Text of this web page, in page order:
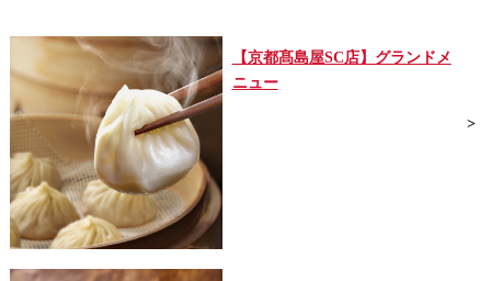
【京都髙島屋SC店】グランドメ
ニュー